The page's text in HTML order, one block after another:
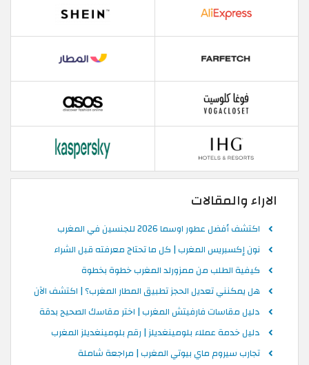
الاراء والمقالات
اكتشف أفضل عطور اوسما 2026 للجنسين في المغرب
نون إكسبريس المغرب | كل ما تحتاج معرفته قبل الشراء
كيفية الطلب من ممزورلد المغرب خطوة بخطوة
هل يمكنني تعديل الحجز تطبيق المطار المغرب؟ | اكتشف الآن
دليل مقاسات فارفيتش المغرب | اختر مقاسك الصحيح بدقة
دليل خدمة عملاء بلومينغديلز | رقم بلومينغديلز المغرب
تجارب سيروم ماي بيوتي المغرب | مراجعة شاملة